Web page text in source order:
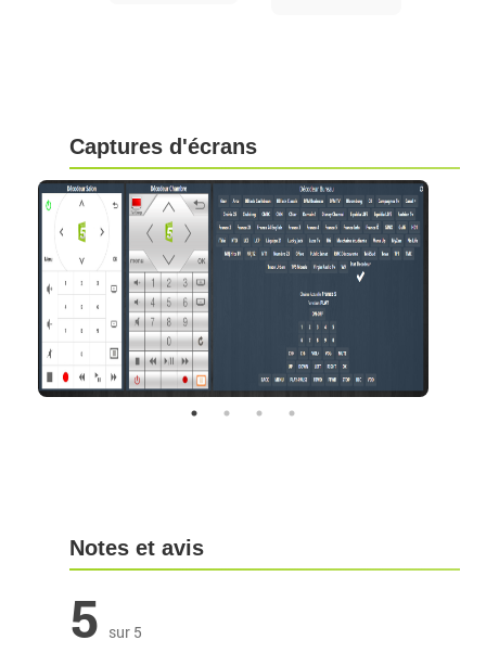
Captures d'écrans
Notes et avis
5 sur 5